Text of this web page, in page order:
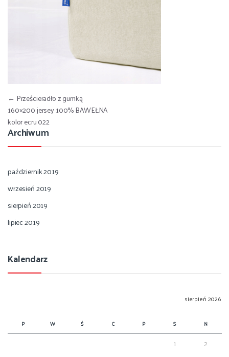
Nawigacja wpisu
← Prześcieradło z gumką
160×200 jersey 100% BAWEŁNA
kolor ecru 022
Archiwum
październik 2019
wrzesień 2019
sierpień 2019
lipiec 2019
Kalendarz
sierpień 2026
P W Ś C P S N
1
2